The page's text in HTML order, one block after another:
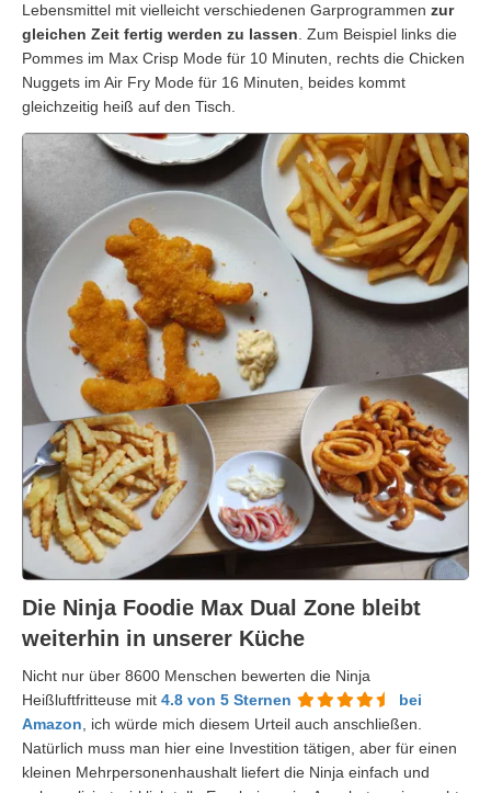
Lebensmittel mit vielleicht verschiedenen Garprogrammen zur
gleichen Zeit fertig werden zu lassen. Zum Beispiel links die
Pommes im Max Crisp Mode für 10 Minuten, rechts die Chicken
Nuggets im Air Fry Mode für 16 Minuten, beides kommt
gleichzeitig heiß auf den Tisch.
Die Ninja Foodie Max Dual Zone bleibt
weiterhin in unserer Küche
Nicht nur über 8600 Menschen bewerten die Ninja
Heißluftfritteuse mit 4.8 von 5 Sternen
bei
Amazon, ich würde mich diesem Urteil auch anschließen.
Natürlich muss man hier eine Investition tätigen, aber für einen
kleinen Mehrpersonenhaushalt liefert die Ninja einfach und